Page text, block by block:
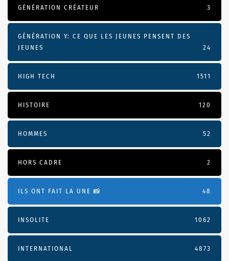
GÉNÉRATION CRÉATEUR 3
GÉNÉRATION Y: CE QUE LES JEUNES PENSENT DES
JEUNES
24
HIGH TECH 1511
HISTOIRE 120
HOMMES 52
HORS CADRE 2
ILS ONT FAIT LA UNE 📸 48
INSOLITE 1062
INTERNATIONAL 4873